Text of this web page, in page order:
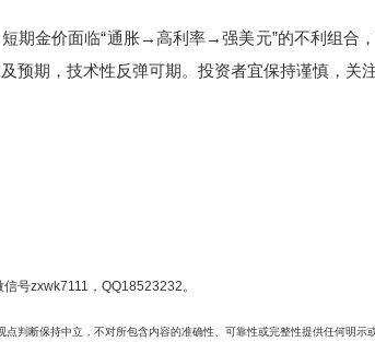
金价面临“通胀→高利率→强美元”的不利组合，
预期，技术性反弹可期。投资者宜保持谨慎，关
号zxwk7111，QQ18523232。
点判断保持中立，不对所包含内容的准确性、可靠性或完整性提供任何明示